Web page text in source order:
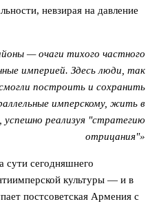
невзирая на давление
— очаги тихого частного
империей. Здесь люди, так
построить и сохранить
имперскому, жить в
успешно реализуя "стратегию
отрицания"»
сути сегодняшнего
культуры — и в
постсоветская Армения с